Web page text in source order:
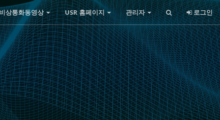
상통화동영상 USR 홈페이지 관리자 로그인